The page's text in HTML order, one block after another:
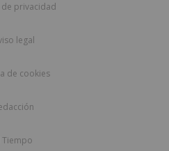
de privacidad
legal
de cookies
Tiempo